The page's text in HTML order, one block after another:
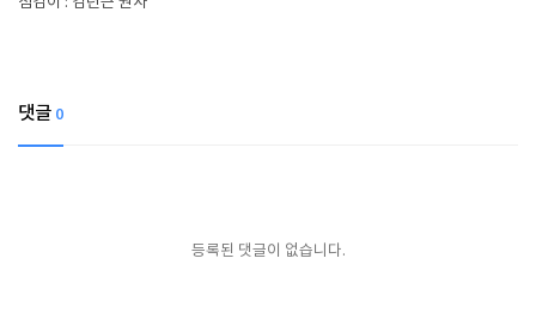
댓글 0
등록된 댓글이 없습니다.